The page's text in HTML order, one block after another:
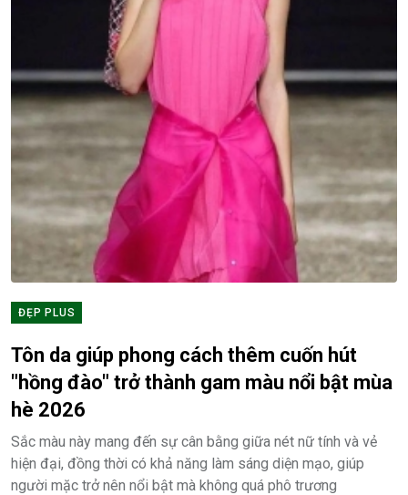
ĐẸP PLUS
Tôn da giúp phong cách thêm cuốn hút
"hồng đào" trở thành gam màu nổi bật mùa
hè 2026
Sắc màu này mang đến sự cân bằng giữa nét nữ tính và vẻ
hiện đại, đồng thời có khả năng làm sáng diện mạo, giúp
người mặc trở nên nổi bật mà không quá phô trương